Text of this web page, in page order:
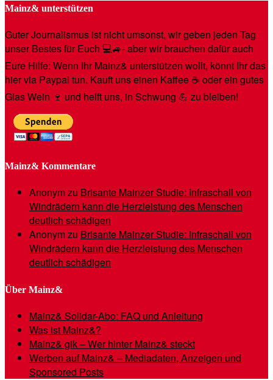
Mainz& unterstützen
Guter Journalismus ist nicht umsonst, wir geben jeden Tag
unser Bestes für Euch 💻🚙- aber wir brauchen dafür auch
Eure Hilfe: Wenn Ihr Mainz& unterstützen wollt, könnt Ihr das
hier via Paypal tun. Kauft uns einen Kaffee ☕️ oder ein gutes
Glas Wein 🍷 und helft uns, in Schwung 💪 zu bleiben!
Mainz& Kommentare
Anonymzu Brisante Mainzer Studie: Infraschall von
Windrädern kann die Herzleistung des Menschen
deutlich schädigen
Anonymzu Brisante Mainzer Studie: Infraschall von
Windrädern kann die Herzleistung des Menschen
deutlich schädigen
Über Mainz&
Mainz& Solidar-Abo: FAQ und Anleitung
Was ist Mainz&?
Mainz& gik – Wer hinter Mainz& steckt
Werben auf Mainz& – Mediadaten, Anzeigen und
Sponsored Posts